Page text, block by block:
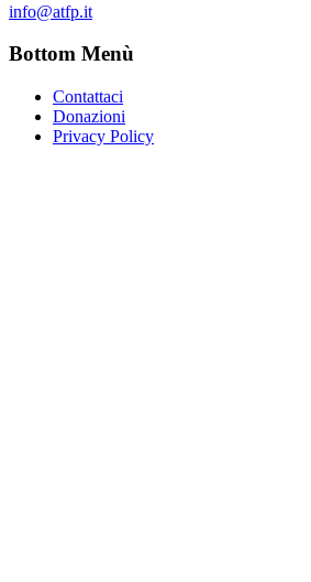
info@atfp.it
Bottom Menù
Contattaci
Donazioni
Privacy Policy